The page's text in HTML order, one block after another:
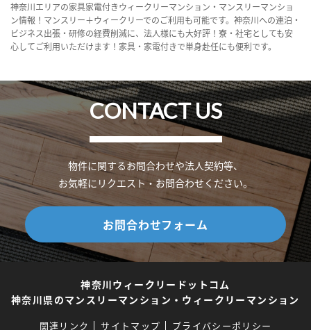
神奈川エリアの家具家電付きウィークリーマンション・マンスリーマンショ
ン情報！マンスリー＋ウィークリーでのご利用も可能です。神奈川への連泊・
ビジネス出張・研修の経費削減に、法人様にも大好評！寮・社宅としても安
心してご利用いただけます！家具・家電付きで単身赴任にも便利です。
CONTACT US
物件に関するお問合わせや法人契約等、
お気軽にリクエスト・お問合わせください。
お問合わせフォーム
神奈川ウィークリードットコム
神奈川県のマンスリーマンション・ウィークリーマンション
関連リンク サイトマップ プライバシーポリシー